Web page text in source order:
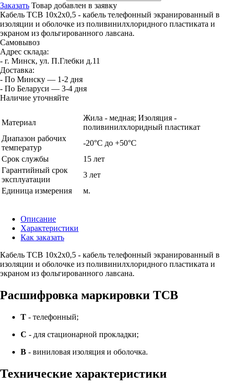
Заказать Товар добавлен в заявку
Кабель ТСВ 10х2х0,5 - кабель телефонный экранированный в
изоляции и оболочке из поливинилхлоридного пластиката и
экраном из фольгированного лавсана.
Самовывоз
Адрес склада:
- г. Минск, ул. П.Глебки д.11
Доставка:
- По Минску — 1-2 дня
- По Беларуси — 3-4 дня
Наличие уточняйте
Материал
Жила - медная; Изоляция -
поливинилхлоридный пластикат
Диапазон рабочих
температур
-20°С до +50°С
Срок службы
15 лет
Гарантийный срок
эксплуатации
3 лет
Единица измерения
м.
Описание
Характеристики
Как заказать
Кабель ТСВ 10х2х0,5 - кабель телефонный экранированный в
изоляции и оболочке из поливинилхлоридного пластиката и
экраном из фольгированного лавсана.
Расшифровка маркировки ТСВ
Т - телефонный;
С - для стационарной прокладки;
В - виниловая изоляция и оболочка.
Технические характеристики